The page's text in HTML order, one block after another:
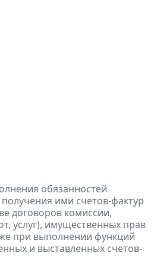
обязанностей
ими счетов-фактур
договоров комиссии,
услуг), имущественных прав
при выполнении функций
и выставленных счетов-